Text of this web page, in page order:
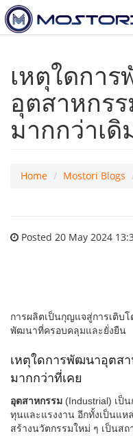
เหตุใดกา
อุตสาหกร
มากกว่าเดิ
Home Mostori Blogs
Posted 20 May 2024
การผลิตเป็นกุญแจสู่การเติบ
พัฒนาที่ครอบคลุมและยั่งยืน
เหตุใดการพัฒนาอุตส
มากกว่าที่เคย
อุตสาหกรรม (Industrial) เป็
ทุนและแรงงาน อีกทั้งเป็นแห
สร้างนวัตกรรมใหม่ ๆ เป็นส